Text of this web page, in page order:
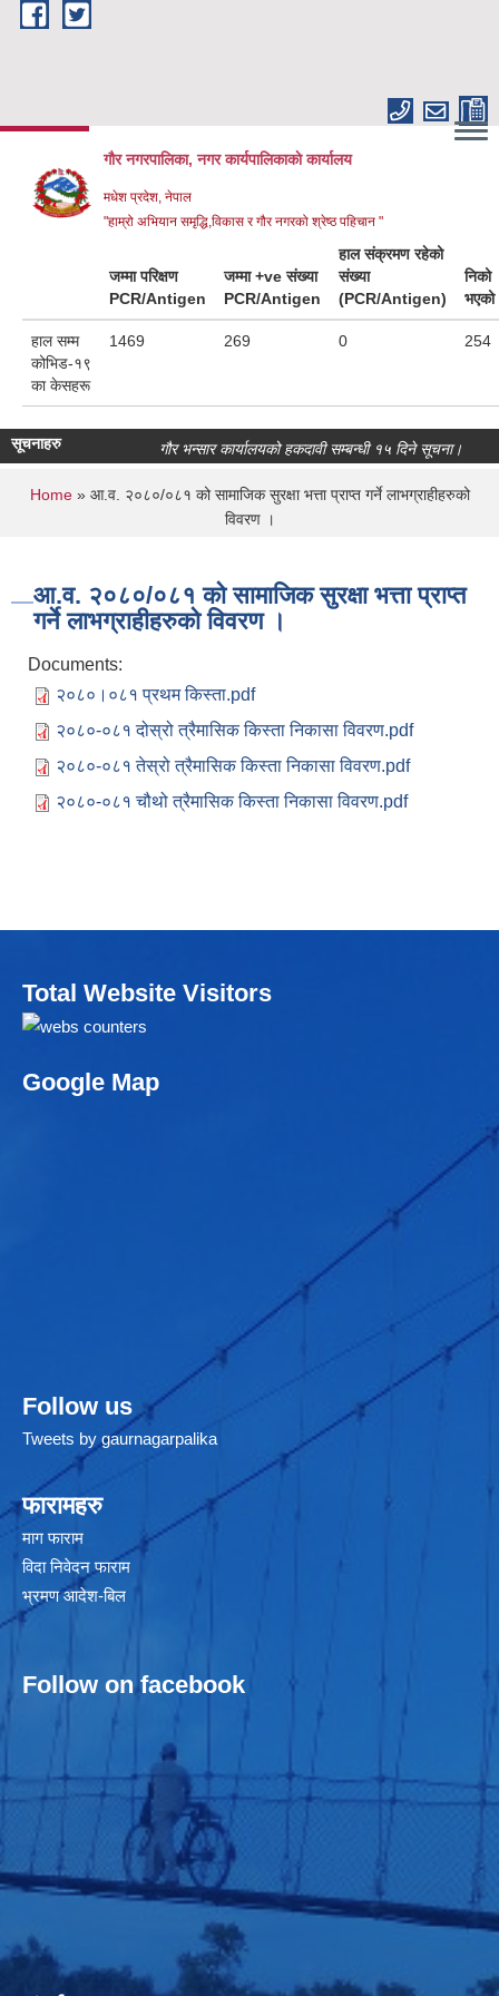
Skip to main content
गौर नगरपालिका, नगर कार्यपालिकाकाे कार्यालय
मधेश प्रदेश, नेपाल
"हाम्रो अभियान समृद्धि,विकास र गौर नगरको श्रेष्ठ पहिचान "
जम्मा परिक्षण
PCR/Antigen
जम्मा +ve संख्या
PCR/Antigen
हाल संक्रमण रहेको
संख्या
(PCR/Antigen)
निको
भएको
हाल सम्म
कोभिड-१९
का केसहरू
1469 269 0 254
सूचनाहरु गौर भन्सार कार्यालयको हकदावी सम्बन्धी १५ दिने सूचना।
You are here
Home» आ.व. २०८०/०८१ को सामाजिक सुरक्षा भत्ता प्राप्त गर्ने लाभग्राहीहरुको
विवरण ।
आ.व. २०८०/०८१ को सामाजिक सुरक्षा भत्ता प्राप्त
गर्ने लाभग्राहीहरुको विवरण ।
Documents:
२०८०।०८१ प्रथम किस्ता.pdf
२०८०-०८१ दोस्रो त्रैमासिक किस्ता निकासा विवरण.pdf
२०८०-०८१ तेस्रो त्रैमासिक किस्ता निकासा विवरण.pdf
२०८०-०८१ चौथो त्रैमासिक किस्ता निकासा विवरण.pdf
Total Website Visitors
Google Map
Follow us
Tweets by gaurnagarpalika
फारामहरु
माग फाराम
विदा निवेदन फाराम
भ्रमण आदेश-बिल
Follow on facebook